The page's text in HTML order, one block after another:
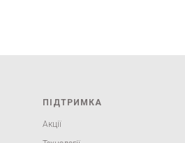
ПІДТРИМКА
Акції